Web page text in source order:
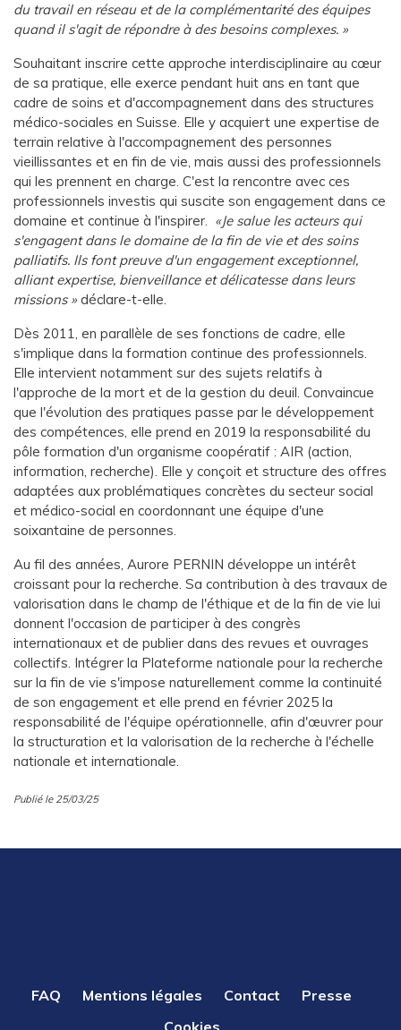
du travail en réseau et de la complémentarité des équipes
quand il s'agit de répondre à des besoins complexes.
Souhaitant inscrire cette approche interdisciplinaire au cœur
de sa pratique, elle exerce pendant huit ans en tant que
cadre de soins et d'accompagnement dans des structures
médico-sociales en Suisse. Elle y acquiert une expertise de
terrain relative à l'accompagnement des personnes
vieillissantes et en fin de vie, mais aussi des professionnels
qui les prennent en charge. C'est la rencontre avec ces
professionnels investis qui suscite son engagement dans ce
domaine et continue à l'inspirer.
Je salue les acteurs qui
s'engagent dans le domaine de la fin de vie et des soins
palliatifs. Ils font preuve d'un engagement exceptionnel,
alliant expertise, bienveillance et délicatesse dans leurs
missions
déclare-t-elle.
Dès 2011, en parallèle de ses fonctions de cadre, elle
s'implique dans la formation continue des professionnels.
Elle intervient notamment sur des sujets relatifs à
l'approche de la mort et de la gestion du deuil. Convaincue
que l'évolution des pratiques passe par le développement
des compétences, elle prend en 2019 la responsabilité du
pôle formation d'un organisme coopératif : AIR (action,
information, recherche). Elle y conçoit et structure des offres
adaptées aux problématiques concrètes du secteur social
et médico-social en coordonnant une équipe d'une
soixantaine de personnes.
Au fil des années, Aurore PERNIN développe un intérêt
croissant pour la recherche. Sa contribution à des travaux de
valorisation dans le champ de l'éthique et de la fin de vie lui
donnent l'occasion de participer à des congrès
internationaux et de publier dans des revues et ouvrages
collectifs. Intégrer la Plateforme nationale pour la recherche
sur la fin de vie s'impose naturellement comme la continuité
de son engagement et elle prend en février 2025 la
responsabilité de l'équipe opérationnelle, afin d'œuvrer pour
la structuration et la valorisation de la recherche à l'échelle
nationale et internationale.
Publié le 25/03/25
PIED
FAQ Mentions légales Contact
Presse